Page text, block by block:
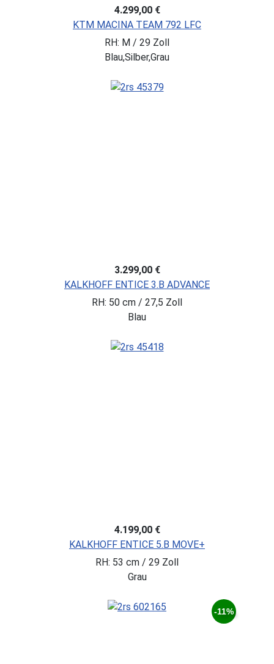
4.299,00 €
KTM MACINA TEAM 792 LFC
RH: M / 29 Zoll
Blau,Silber,Grau
3.299,00 €
KALKHOFF ENTICE 3.B ADVANCE
RH: 50 cm / 27,5 Zoll
Blau
4.199,00 €
KALKHOFF ENTICE 5.B MOVE+
RH: 53 cm / 29 Zoll
Grau
-11%